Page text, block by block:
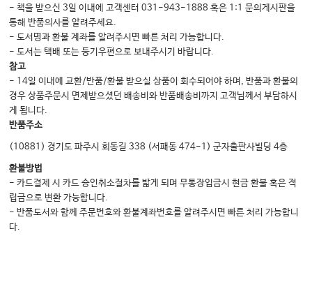
01: 초년의 성공이 위험한 이유
02: 오르막과 내리막
03: 끌어당김의 법칙과 운의 관계
04: 일상에서의 새로운 자극
05: 행복한 자가 진정한 승자
06: 미래의 한의학
07: 한의원의 12가지 성공법칙
8장 전대성 원장의 팁
01: 구글 드라이브 활용하기
02: NAS 활용하기
- 책을 받으신 3일 이내에 고객센터 031-943-1888 혹은 1:1 문의게시판을
통해 반품의사를 알려주세요.
- 도서명과 환불 계좌를 알려주시면 빠른 처리 가능합니다.
- 도서는 택배 또는 등기우편으로 보내주시기 바랍니다.
참고
- 14일 이내에 교환/반품/환불 받으실 상품이 회수되어야 하며, 반품과 환불의
경우 상품주문시 면제받으셨던 배송비와 반품배송비까지 고객님께서 부담하시
게 됩니다.
반품주소
(10881) 경기도 파주시 회동길 338 (서패동 474-1) 군자출판사빌딩 4층
환불방법
- 카드결제 시 카드 승인취소절차를 밟게 되며 무통장입금시 현금 환불 혹은 적
립금으로 변환 가능합니다.
- 반품도서와 함께 주문번호와 환불계좌번호를 알려주시면 빠른 처리 가능합니
다.